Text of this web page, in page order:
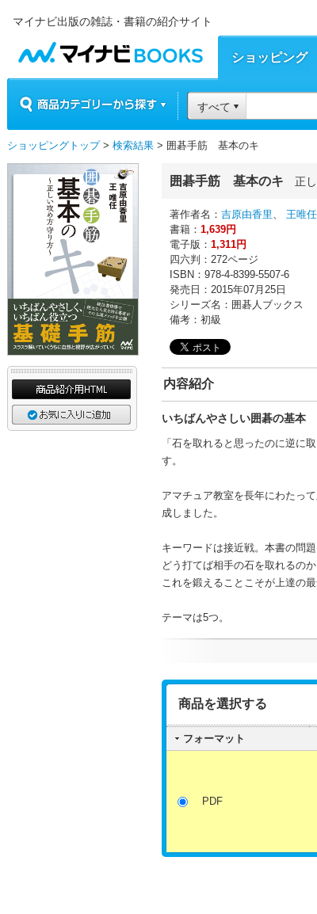
マイナビ出版の雑誌・書籍の紹介サイト
マイナビBOOKS
ショッピング
すべて
ショッピングトップ> 検索結果 > 囲碁手筋 基本のキ
囲碁手筋 基本のキ 正
著作者名： 吉原由香里、 王唯任
書籍： 1,639円
電子版： 1,311円
四六判：272ページ
ISBN：978-4-8399-5507-6
発売日：2015年07月25日
シリーズ名：囲碁人ブックス
備考：初級
内容紹介
いちばんやさしい囲碁の基本
「石を取れると思ったのに逆に
す。
アマチュア教室を長年にわたっ
成しました。
キーワードは接近戦。本書の問
どう打てば相手の石を取れるの
これを鍛えることこそが上達の最
テーマは5つ。
商品を選択する
フォーマット
PDF